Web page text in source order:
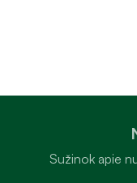
Sužinok apie